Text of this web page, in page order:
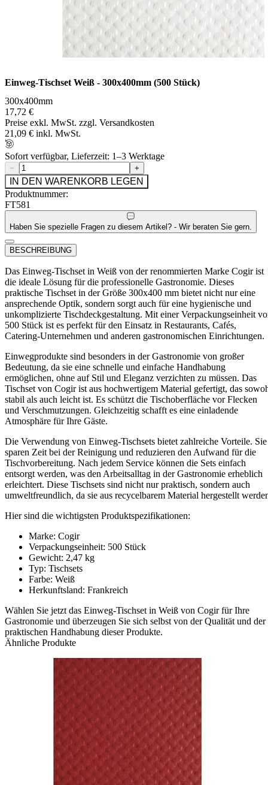
Einweg-Tischset Weiß - 300x400mm (500 Stück)
300x400mm
17,72 €
Preise exkl. MwSt. zzgl. Versandkosten
21,09 € inkl. MwSt.
Sofort verfügbar, Lieferzeit: 1–3 Werktage
− +
IN DEN WARENKORB LEGEN
Produktnummer:
FT581
Haben Sie spezielle Fragen zu diesem Artikel? - Wir beraten Sie gern.
BESCHREIBUNG
Das Einweg-Tischset in Weiß von der renommierten Marke Cogir ist
die ideale Lösung für die professionelle Gastronomie. Dieses
praktische Tischset in der Größe 300x400 mm bietet nicht nur eine
ansprechende Optik, sondern sorgt auch für eine hygienische und
unkomplizierte Tischdeckgestaltung. Mit einer Verpackungseinheit
500 Stück ist es perfekt für den Einsatz in Restaurants, Cafés,
Catering-Unternehmen und anderen gastronomischen Einrichtungen.
Einwegprodukte sind besonders in der Gastronomie von großer
Bedeutung, da sie eine schnelle und einfache Handhabung
ermöglichen, ohne auf Stil und Eleganz verzichten zu müssen. Das
Tischset von Cogir ist aus hochwertigem Material gefertigt, das
stabil als auch leicht ist. Es schützt die Tischoberfläche vor Flecken
und Verschmutzungen. Gleichzeitig schafft es eine einladende
Atmosphäre für Ihre Gäste.
Die Verwendung von Einweg-Tischsets bietet zahlreiche Vorteile. Sie
sparen Zeit bei der Reinigung und reduzieren den Aufwand für die
Tischvorbereitung. Nach jedem Service können die Sets einfach
entsorgt werden, was den Arbeitsalltag in der Gastronomie erheblich
erleichtert. Diese Tischsets sind nicht nur praktisch, sondern auch
umweltfreundlich, da sie aus recycelbarem Material hergestellt
Hier sind die wichtigsten Produktspezifikationen:
Marke: Cogir
Verpackungseinheit: 500 Stück
Gewicht: 2,47 kg
Typ: Tischsets
Farbe: Weiß
Herkunftsland: Frankreich
Wählen Sie jetzt das Einweg-Tischset in Weiß von Cogir für Ihre
Gastronomie und überzeugen Sie sich selbst von der Qualität und der
praktischen Handhabung dieser Produkte.
Ähnliche Produkte